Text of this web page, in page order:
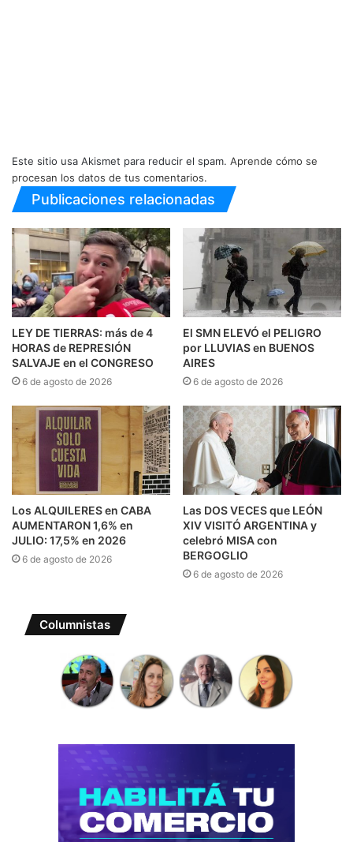
Este sitio usa Akismet para reducir el spam. Aprende cómo se
procesan los datos de tus comentarios.
Publicaciones relacionadas
LEY DE TIERRAS: más de 4
HORAS de REPRESIÓN
SALVAJE en el CONGRESO
6 de agosto de 2026
El SMN ELEVÓ el PELIGRO
por LLUVIAS en BUENOS
AIRES
6 de agosto de 2026
Los ALQUILERES en CABA
AUMENTARON 1,6% en
JULIO: 17,5% en 2026
6 de agosto de 2026
Las DOS VECES que LEÓN
XIV VISITÓ ARGENTINA y
celebró MISA con
BERGOGLIO
6 de agosto de 2026
Columnistas